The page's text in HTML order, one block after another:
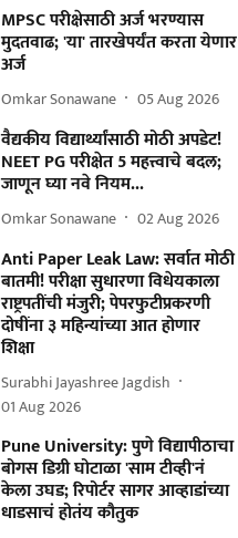
MPSC परीक्षेसाठी अर्ज भरण्यास
मुदतवाढ; 'या' तारखेपर्यंत करता येणार
अर्ज
Omkar Sonawane 05 Aug 2026
वैद्यकीय विद्यार्थ्यांसाठी मोठी अपडेट!
NEET PG परीक्षेत 5 महत्त्वाचे बदल;
जाणून घ्या नवे नियम...
Omkar Sonawane 02 Aug 2026
Anti Paper Leak Law: सर्वात मोठी
बातमी! परीक्षा सुधारणा विधेयकाला
राष्ट्रपतींची मंजुरी; पेपरफुटीप्रकरणी
दोषींना ३ महिन्यांच्या आत होणार
शिक्षा
Surabhi Jayashree Jagdish
01 Aug 2026
Pune University: पुणे विद्यापीठाचा
बोगस डिग्री घोटाळा 'साम टीव्ही'नं
केला उघड; रिपोर्टर सागर आव्हाडांच्या
धाडसाचं होतंय कौतुक